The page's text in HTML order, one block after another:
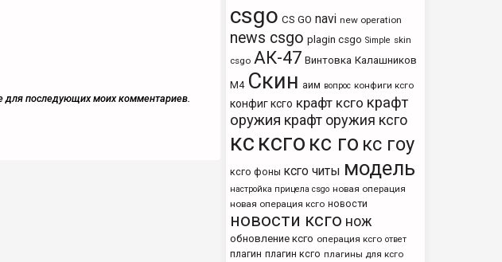
csgo CS GO navi new operation
news csgo plagin csgo Simple skin
csgo АК-47 Винтовка Калашников
М4 Скин аим вопрос конфиги ксго
конфиг ксго крафт ксго крафт
оружия крафт оружия ксго
кс ксго кс го кс гоу
ксго фоны ксго читы модель
настройка прицела csgo новая операция
новая операция ксго новости
новости ксго нож
обновление ксго операция ксго ответ
плагин плагин ксго плагины для ксго
для последующих моих комментариев.